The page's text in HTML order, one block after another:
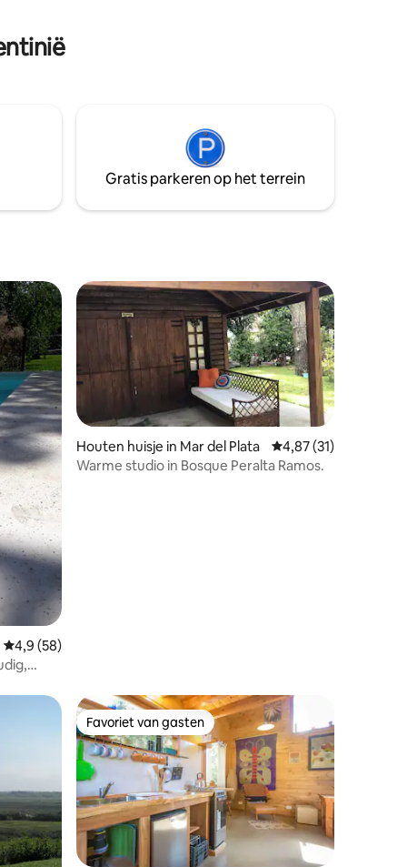
Gratis parkeren op het terrein
Gemiddelde beoordeling van 4,9 uit 5, 58 recensies
4,9 (58)
Houten huisje in Mar del Plata Gemiddelde
4,87 (31)
Warme studio in Bosque Peralta Ramos.
Favoriet van gasten
Favoriet van gasten